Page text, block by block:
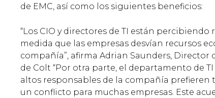
de EMC, así como los siguientes beneficios:
“Los CIO y directores de TI están percibiendo
medida que las empresas desvían recursos
compañía”, afirma Adrian Saunders, Director
de Colt “Por otra parte, el departamento de
altos responsables de la compañía
un conflicto para muchas empresas. Este